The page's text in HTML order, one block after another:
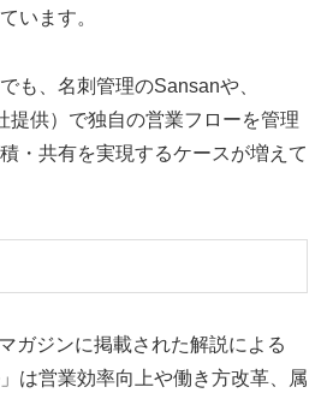
います。
も、名刺管理のSansanや、
提供）で独自の営業フローを管理
・共有を実現するケースが増えて
ガジンに掲載された解説による
は営業効率向上や働き方改革、属